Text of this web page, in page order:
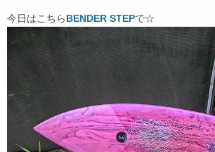
今日はこちらBENDER STEPで☆